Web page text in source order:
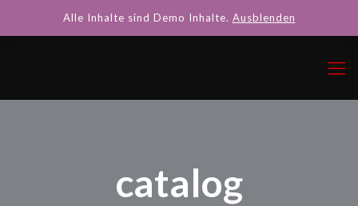
catalog
Alle Inhalte sind Demo Inhalte. Ausblenden